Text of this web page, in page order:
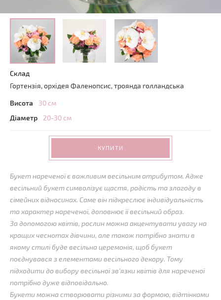
Склад
Гортензія, орхідея Фаленопсис, троянда голландська
Висота
30 см
Діаметр
20-30 см
КУПИТИ
Букет нареченої є важливим весільним атрибутом. Адже
весільний букет символізує щастя, радість та злагоду в
сімейних відносинах. Саме він підкреслює індивідуальність
та характер нареченої, доповнює її весільний образ.
За допомогою квітів, рослин можна акцентувати увагу на
кращих чеснотах дівчини, але також потрібно знати в
якому стилі буде весільна церемонія, щоб букет
поєднувався з елементами весільного декору. Тому
підходити до вибору весільної зв’язки квітів для нареченої
потрібно дуже відповідально.
Букети можна створювати різними за формою, відтінками